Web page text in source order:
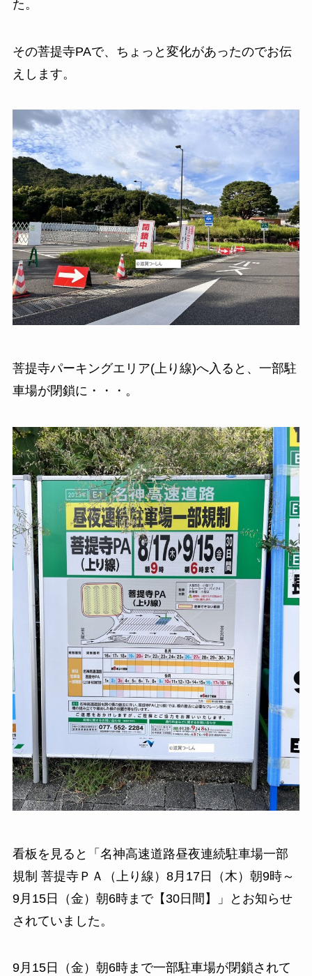
た。
その菩提寺PAで、ちょっと変化があったのでお伝
えします。
菩提寺パーキングエリア(上り線)へ入ると、一部駐
車場が閉鎖に・・・。
看板を見ると「名神高速道路昼夜連続駐車場一部
規制 菩提寺ＰＡ（上り線）8月17日（木）朝9時～
9月15日（金）朝6時まで【30日間】」とお知らせ
されていました。
9月15日（金）朝6時まで一部駐車場が閉鎖されて